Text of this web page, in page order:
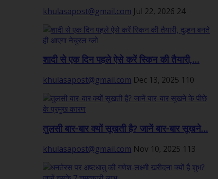
khulasapost@gmail.com Jul 22, 2026 24
शादी से एक दिन पहले ऐसे करें स्किन की तैयारी,...
khulasapost@gmail.com Dec 13, 2025 110
तुलसी बार-बार क्यों सूखती है? जानें बार-बार सूखने...
khulasapost@gmail.com Nov 10, 2025 113